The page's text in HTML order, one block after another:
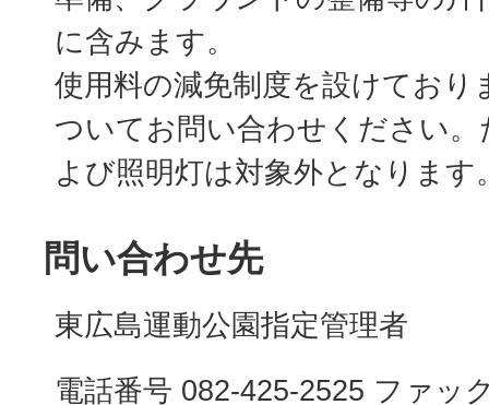
に含みます。
使用料の減免制度を設けており
ついてお問い合わせください
よび照明灯は対象外となります
問い合わせ先
東広島運動公園指定管理者
電話番号 082-425-2525 ファッ